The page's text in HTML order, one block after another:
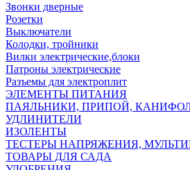
Звонки дверные
Розетки
Выключатели
Колодки, тройники
Вилки электрические,блоки
Патроны электрические
Разъемы для электроплит
ЭЛЕМЕНТЫ ПИТАНИЯ
ПАЯЛЬНИКИ, ПРИПОЙ,
УДЛИНИТЕЛИ
ИЗОЛЕНТЫ
ТЕСТЕРЫ НАПРЯЖЕНИЯ,
ТОВАРЫ ДЛЯ САДА